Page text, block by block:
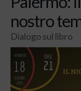
nostro
Dialogo sul libro